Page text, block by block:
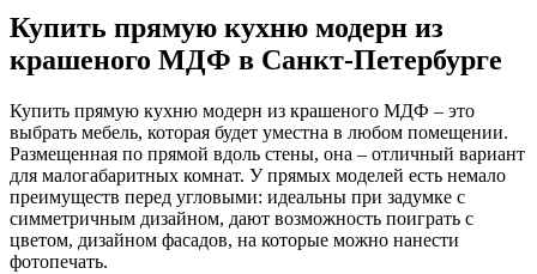
Купить прямую кухню модерн из
крашеного МДФ в Санкт-Петербурге
Купить прямую кухню модерн из крашеного МДФ – это
выбрать мебель, которая будет уместна в любом помещении.
Размещенная по прямой вдоль стены, она – отличный вариант
для малогабаритных комнат. У прямых моделей есть немало
преимуществ перед угловыми: идеальны при задумке с
симметричным дизайном, дают возможность поиграть с
цветом, дизайном фасадов, на которые можно нанести
фотопечать.